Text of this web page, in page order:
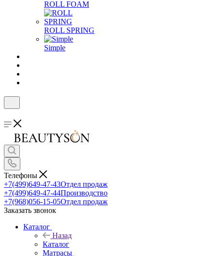
ROLL FOAM
ROLL SPRING
Simple
Телефоны
+7(499)649-47-43Отдел продаж
+7(499)649-47-44Производство
+7(968)056-15-05Отдел продаж
Заказать звонок
Каталог
Назад
Каталог
Матрасы